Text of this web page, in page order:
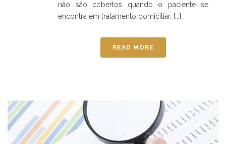
não são cobertos quando o paciente se
encontra em tratamento domiciliar. [...]
READ MORE